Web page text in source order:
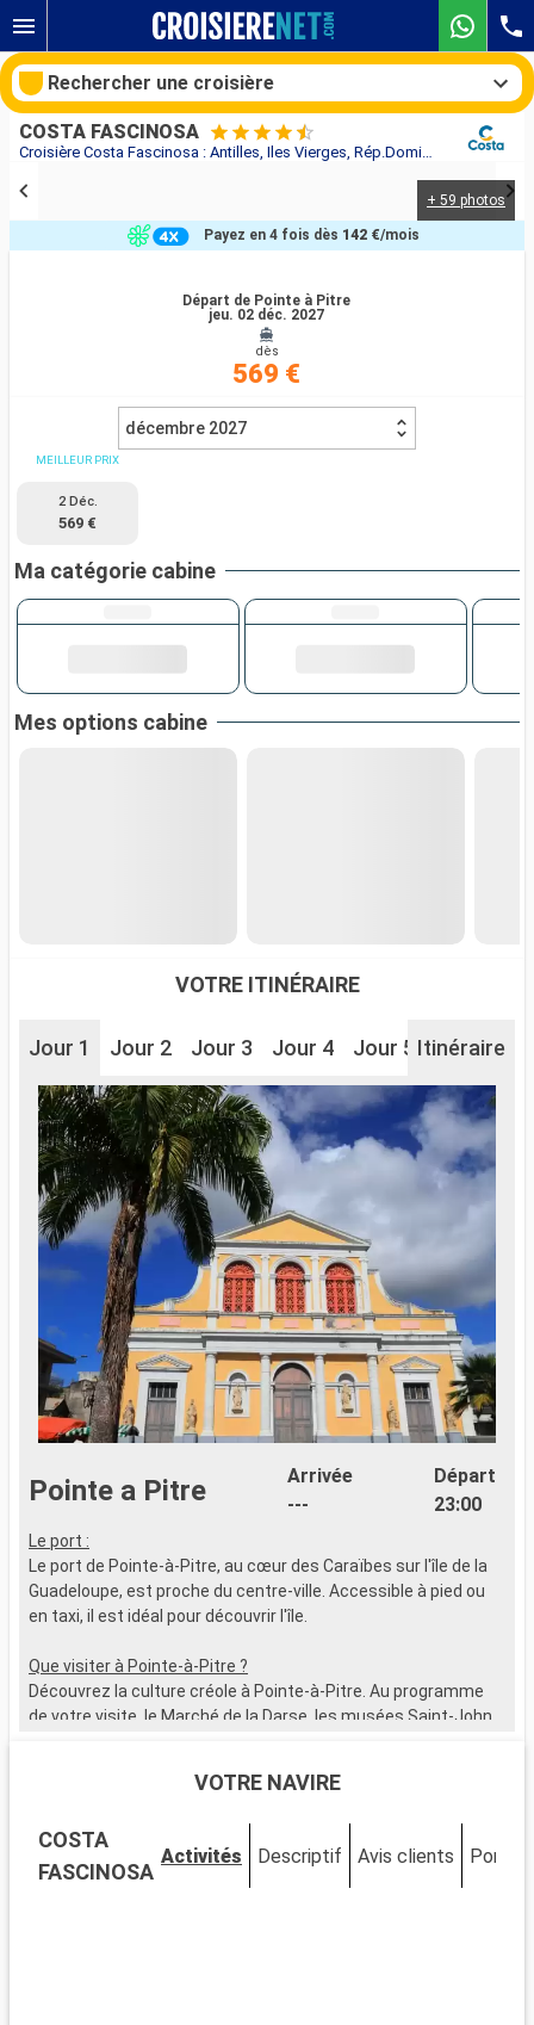
Croisière Costa Fascinosa : Antilles, Iles Vierges, Rép.Dominicaine au départ de Pointe à Pitre
COSTA FASCINOSA
+ 59 photos
Départ de Pointe à Pitre
jeu. 02 déc. 2027
dès
569 €
Payez en 4 fois dès 142 €/mois
décembre 2027
MEILLEUR PRIX
2 Déc.
569 €
Ma catégorie cabine
Mes options cabine
VOTRE ITINÉRAIRE
Jour 1 Jour 2 Jour 3 Jour 4 Jour 5 Jour 6
Itinéraire
Pointe a Pitre
Arrivée
---
Départ
23:00
Le port :
Le port de Pointe-à-Pitre, au cœur des Caraïbes sur l'île de la
Guadeloupe, est proche du centre-ville. Accessible à pied ou
en taxi, il est idéal pour découvrir l'île.
Que visiter à Pointe-à-Pitre ?
Découvrez la culture créole à Pointe-à-Pitre. Au programme
de votre visite, le Marché de la Darse, les musées Saint-John
Autour de Pointe-à-Pitre, les sites à explorer ne manquent pas
: les Chutes du Carbet, la plage de Gosier, le Parc National de la
Guadeloupe, les ruines du Fort Fleur d'Épée...
VOTRE NAVIRE
COSTA
FASCINOSA
Activités Descriptif Avis clients Ponts
Rechercher une croisière
Compagnies
Rechercher